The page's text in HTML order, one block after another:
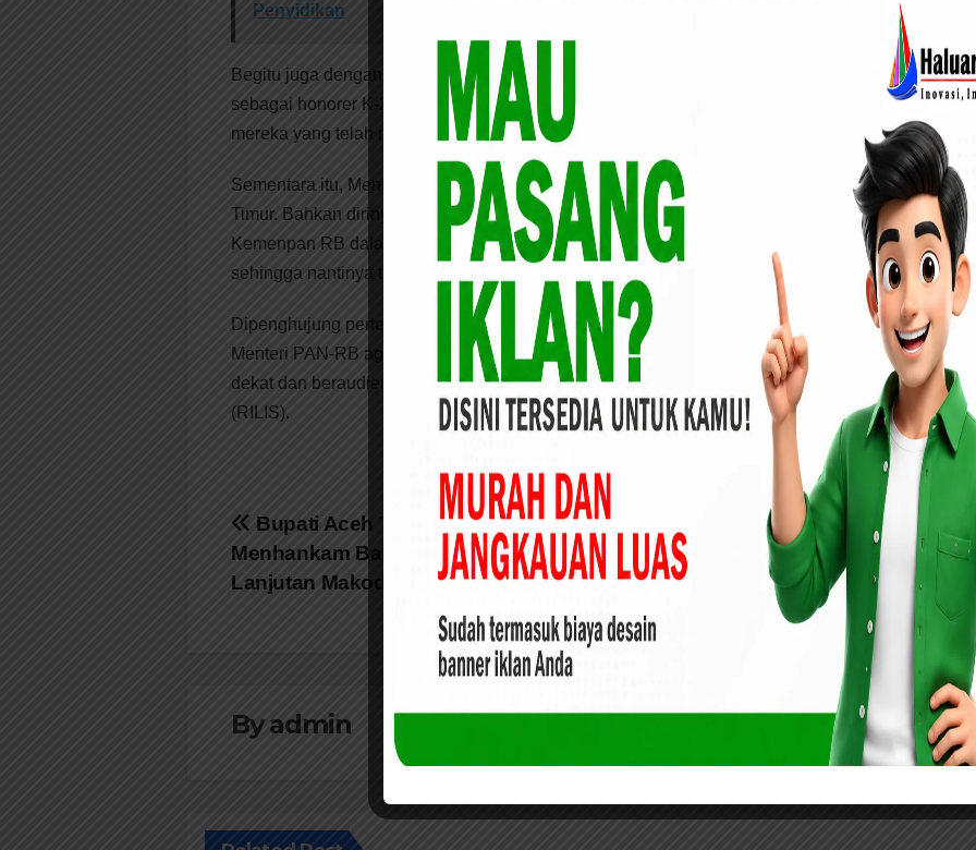
Penyidikan
Begitu juga dengan tenaga kontrak daerah juga sedang dalam proses agar ikut diakomodir
sebagai honorer K-2 menjadi PNS. Hal itu dilakukan sebagai bentuk penghargaan terhadap
mereka yang telah mengabdi.
Sementara itu, Menteri PAN-RB RI, Asman Asbur, merespon positif permintaan Pemkab Aceh
Timur. Bahkan dirinya menyarankan untuk mengirimkan data yang valid dan benar ke
Kemenpan RB dalam waktu sesegera mungkin. “Kami akan pelajari terlebih dahulu data itu,
sehingga nantinya tidak ada aturan yang kita langgar,” kata Asman.
Dipenghujung pertemuan tersebut, Bupati Aceh Timur H. Hasballah HM.Thaib mengundang
Menteri PAN-RB agar berkunjung ke Kabupaten Aceh Timur, guna melihat Aceh Timur dari
dekat dan beraudiensi langsung dengan Aparatur Sipil Negara (ASN) di Kab. Aceh Timur.
(RILIS).
Navigasi
pos
Pemerintah Imbau Masyarakat Jauhi
Narkoba
Bupati Aceh Timur Jumpai
Menhankam Bahas Bangunan
Lanjutan Makodim 0104
Byadmin